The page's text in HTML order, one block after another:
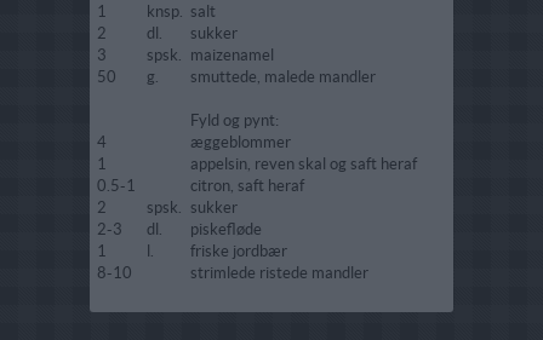
1
knsp. salt
2
dl.
sukker
3
spsk. maizenamel
50
g. smuttede, malede mandler
Fyld og pynt:
4
æggeblommer
1
appelsin, reven skal og saft heraf
0.5-1
citron, saft heraf
2
spsk. sukker
2-3
dl.
piskefløde
1
l.
friske jordbær
8-10
strimlede ristede mandler